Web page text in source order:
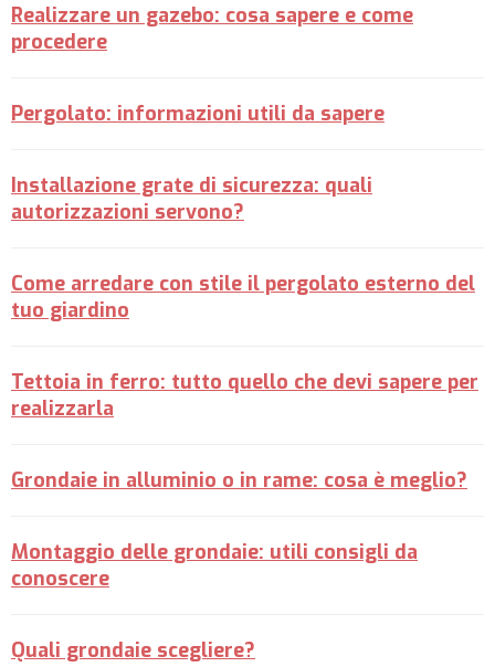
Realizzare un gazebo: cosa sapere e come
procedere
Pergolato: informazioni utili da sapere
Installazione grate di sicurezza: quali
autorizzazioni servono?
Come arredare con stile il pergolato esterno del
tuo giardino
Tettoia in ferro: tutto quello che devi sapere per
realizzarla
Grondaie in alluminio o in rame: cosa è meglio?
Montaggio delle grondaie: utili consigli da
conoscere
Quali grondaie scegliere?